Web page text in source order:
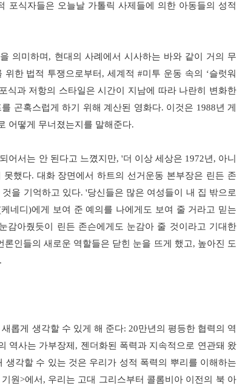
포식자들은 오늘날 가톨릭 사제들에 의한 아동들의 성적
의미하며 , 현대의 사례에서 시사하는 바와 같이 거의 무
위한 법적 투쟁으로부터 ,세계적#미투 운동 속의 ‘슬럿워
식과 저항의 스타일은 시간이 지남에 따라 나란히 변화한
곤혹스럽게 하기 위해 계산된 영화다. 이것은 1988년 게
어떻게 무너졌는지를 말해준다.
어서는 안 된다고 느꼈지만, '더 이상 세상은 1972년 , 아니
못했다. 대화 장면에서 하트의 선거운동 본부장은 린든 존
을 기억하고 있다. '당신들은 많은 여성들이 내 집 밖으로
케네디)에게 보여 준 예의를 나에게도 보여 줄 거라고 믿는
감아줬듯이 린든 존슨에게도 눈감아 줄 것이라고 기대한
론인들의 새로운 역할들은 닫힌 눈을 뜨게 했고, 높아진 도
.
롭게 생각할 수 있게 해 준다: 20만년의 평등한 협력의 역
역사는 가부장제 , 젠더화된 폭력과 지속적으로 연관돼 왔
생각할 수 있는 것은 우리가 성적 폭력의 뿌리를 이해하는
원>에서 , 우리는 고대 그리스부터 콜롬비아 이전의 북 아